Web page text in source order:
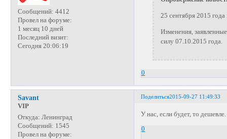
Сообщений: 4412
Провел на форуме:
1 месяц 10 дней
Последний визит:
Сегодня 20:06:19
25 сентября 2015
Изменения,
силу 07.10.2015 года.
0
Поделиться2015-09-27 11:49:33
Savant
VIP
Откуда: Ленинград
Сообщений: 1545
Провел на форуме:
У нас, если будет, то дешевле.
0